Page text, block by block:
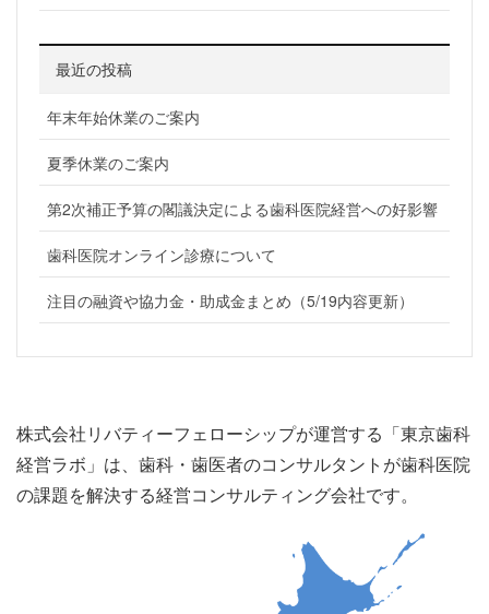
最近の投稿
年末年始休業のご案内
夏季休業のご案内
第2次補正予算の閣議決定による歯科医院経営への好影響
歯科医院オンライン診療について
注目の融資や協力金・助成金まとめ（5/19内容更新）
株式会社リバティーフェローシップが運営する「東京歯科
経営ラボ」は、歯科・歯医者のコンサルタントが歯科医院
の課題を解決する経営コンサルティング会社です。